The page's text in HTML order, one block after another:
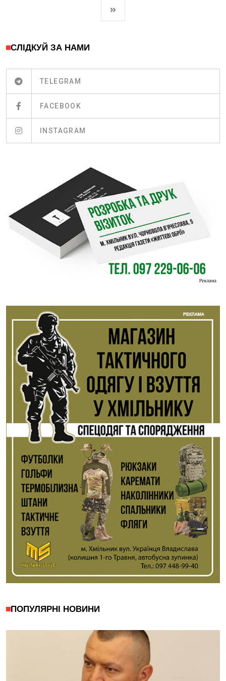
СЛІДКУЙ ЗА НАМИ
TELEGRAM
FACEBOOK
INSTAGRAM
ПОПУЛЯРНІ НОВИНИ